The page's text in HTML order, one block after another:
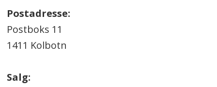
Postadresse:
Postboks 11
1411 Kolbotn
Salg: